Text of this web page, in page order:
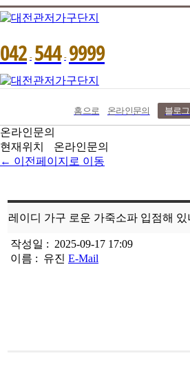
042 - 544 - 9999
홈으로 온라인문의 블로
온라인문의
현재위치
온라인문의
← 이전페이지로 이동
레이디 가구 로운 가죽소파 입점해 있
작성일 : 2025-09-17 17:09
이름 : 유진 E-Mail